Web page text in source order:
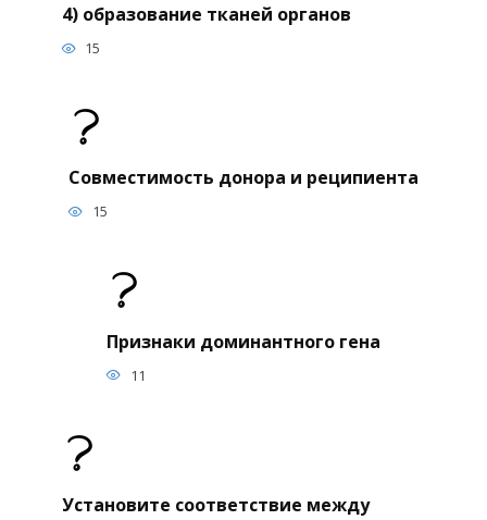
4) образование тканей органов
15
Совместимость донора и реципиента
15
Признаки доминантного гена
11
Установите соответствие между